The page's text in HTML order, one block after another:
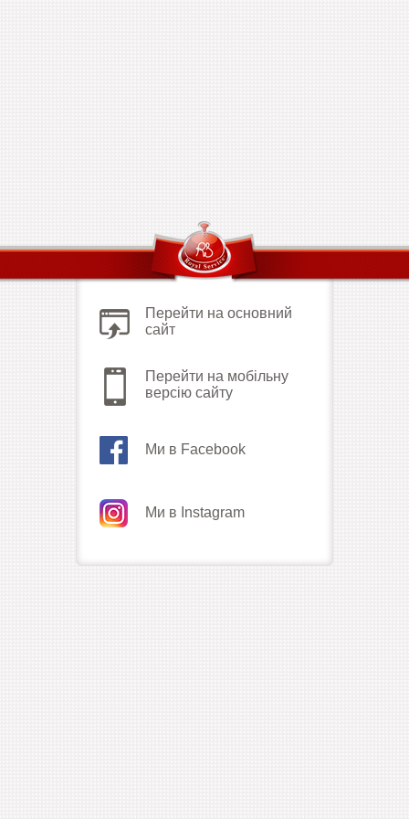
Перейти на основний
сайт
Перейти на мобільну
версію сайту
Ми в Facebook
Ми в Instagram